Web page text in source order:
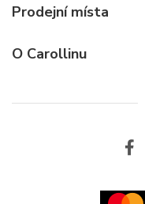
Potápěčské hodinky
Cartier
Breitling
Pro firmy
Velkoobchod
Prodejní místa
O Carollinu
Velkoobchod
O společnosti Carollinum